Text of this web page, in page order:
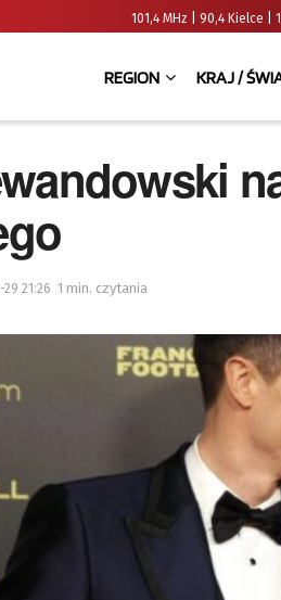
101,4 MHz | 90,4 Kielce |
REGION KRAJ /
29 21:26 1 min. czytania